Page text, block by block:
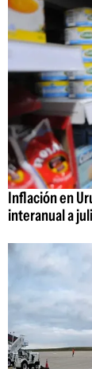
Inflación en
interanual a